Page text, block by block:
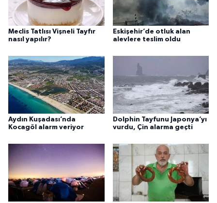
Meclis Tatlısı Vişneli Tayfır
nasıl yapılır?
Eskişehir’de otluk alan
alevlere teslim oldu
Aydın Kuşadası’nda
Kocagöl alarm veriyor
Dolphin Tayfunu Japonya’yı
vurdu, Çin alarma geçti